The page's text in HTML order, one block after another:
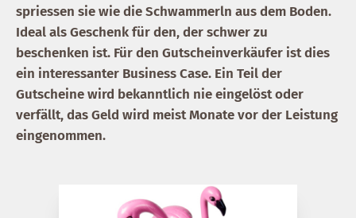
spriessen sie wie die Schwammerln aus dem Boden.
Ideal als Geschenk für den, der schwer zu
beschenken ist. Für den Gutscheinverkäufer ist dies
ein interessanter Business Case. Ein Teil der
Gutscheine wird bekanntlich nie eingelöst oder
verfällt, das Geld wird meist Monate vor der Leistung
eingenommen.